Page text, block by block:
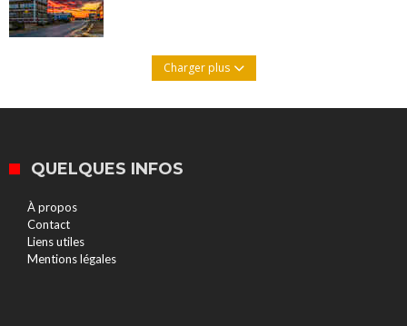
Charger plus
QUELQUES INFOS
À propos
Contact
Liens utiles
Mentions légales